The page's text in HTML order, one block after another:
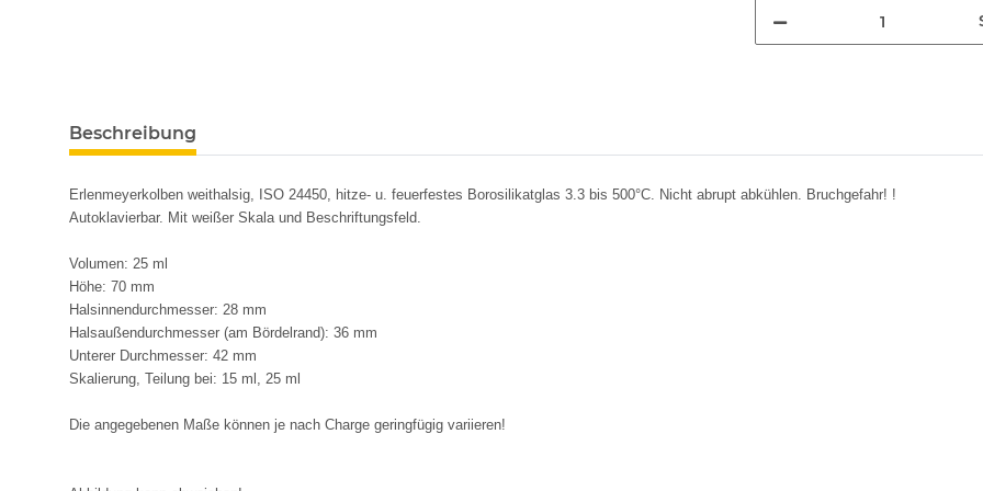
Beschreibung
Erlenmeyerkolben weithalsig, ISO 24450, hitze- u. feuerfestes Borosilikatglas 3.3 bis 500°C. Nicht abrupt abkühlen. Bruchgefahr! !
Autoklavierbar. Mit weißer Skala und Beschriftungsfeld.
Volumen: 25 ml
Höhe: 70 mm
Halsinnendurchmesser: 28 mm
Halsaußendurchmesser (am Bördelrand): 36 mm
Unterer Durchmesser: 42 mm
Skalierung, Teilung bei: 15 ml, 25 ml
Die angegebenen Maße können je nach Charge geringfügig variieren!